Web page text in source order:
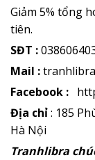
Giảm 5% tổng
tiên.
SĐT :
Mail :
Facebook :
Địa chỉ: 185
Hà Nội
Tranhlibra